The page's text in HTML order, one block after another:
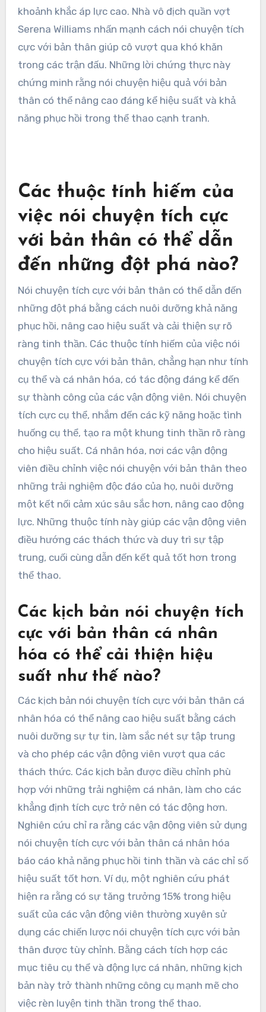
khoảnh khắc áp lực cao. Nhà vô địch quần vợt
Serena Williams nhấn mạnh cách nói chuyện tích
cực với bản thân giúp cô vượt qua khó khăn
trong các trận đấu. Những lời chứng thực này
chứng minh rằng nói chuyện hiệu quả với bản
thân có thể nâng cao đáng kể hiệu suất và khả
năng phục hồi trong thể thao cạnh tranh.
Các thuộc tính hiếm của
việc nói chuyện tích cực
với bản thân có thể dẫn
đến những đột phá nào?
Nói chuyện tích cực với bản thân có thể dẫn đến
những đột phá bằng cách nuôi dưỡng khả năng
phục hồi, nâng cao hiệu suất và cải thiện sự rõ
ràng tinh thần. Các thuộc tính hiếm của việc nói
chuyện tích cực với bản thân, chẳng hạn như tính
cụ thể và cá nhân hóa, có tác động đáng kể đến
sự thành công của các vận động viên. Nói chuyện
tích cực cụ thể, nhắm đến các kỹ năng hoặc tình
huống cụ thể, tạo ra một khung tinh thần rõ ràng
cho hiệu suất. Cá nhân hóa, nơi các vận động
viên điều chỉnh việc nói chuyện với bản thân theo
những trải nghiệm độc đáo của họ, nuôi dưỡng
một kết nối cảm xúc sâu sắc hơn, nâng cao động
lực. Những thuộc tính này giúp các vận động viên
điều hướng các thách thức và duy trì sự tập
trung, cuối cùng dẫn đến kết quả tốt hơn trong
thể thao.
Các kịch bản nói chuyện tích
cực với bản thân cá nhân
hóa có thể cải thiện hiệu
suất như thế nào?
Các kịch bản nói chuyện tích cực với bản thân cá
nhân hóa có thể nâng cao hiệu suất bằng cách
nuôi dưỡng sự tự tin, làm sắc nét sự tập trung
và cho phép các vận động viên vượt qua các
thách thức. Các kịch bản được điều chỉnh phù
hợp với những trải nghiệm cá nhân, làm cho các
khẳng định tích cực trở nên có tác động hơn.
Nghiên cứu chỉ ra rằng các vận động viên sử dụng
nói chuyện tích cực với bản thân cá nhân hóa
báo cáo khả năng phục hồi tinh thần và các chỉ số
hiệu suất tốt hơn. Ví dụ, một nghiên cứu phát
hiện ra rằng có sự tăng trưởng 15% trong hiệu
suất của các vận động viên thường xuyên sử
dụng các chiến lược nói chuyện tích cực với bản
thân được tùy chỉnh. Bằng cách tích hợp các
mục tiêu cụ thể và động lực cá nhân, những kịch
bản này trở thành những công cụ mạnh mẽ cho
việc rèn luyện tinh thần trong thể thao.